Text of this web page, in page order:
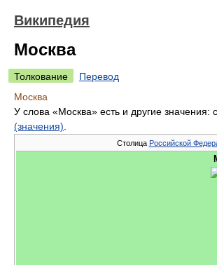
Википедия
Москва
Толкование
Перевод
Москва
У слова «Москва» есть и другие значения:
(значения)
Столица Российской